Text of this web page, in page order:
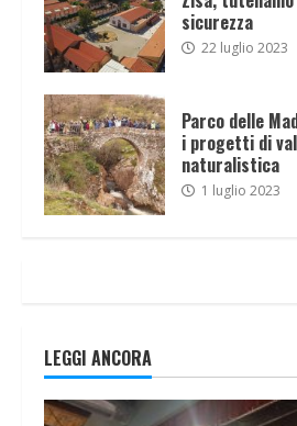
sicurezza
22 luglio 2023
Parco delle
i progetti di
naturalistica
1 luglio 2023
LEGGI ANCORA